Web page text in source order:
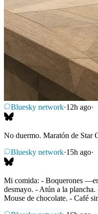
Bluesky network·12h ago·
No duermo. Maratón de Star
Bluesky network·15h ago·
Mi comida: - Boquerones
desmayo. - Atún a la
Mouse de chocolate. - Café